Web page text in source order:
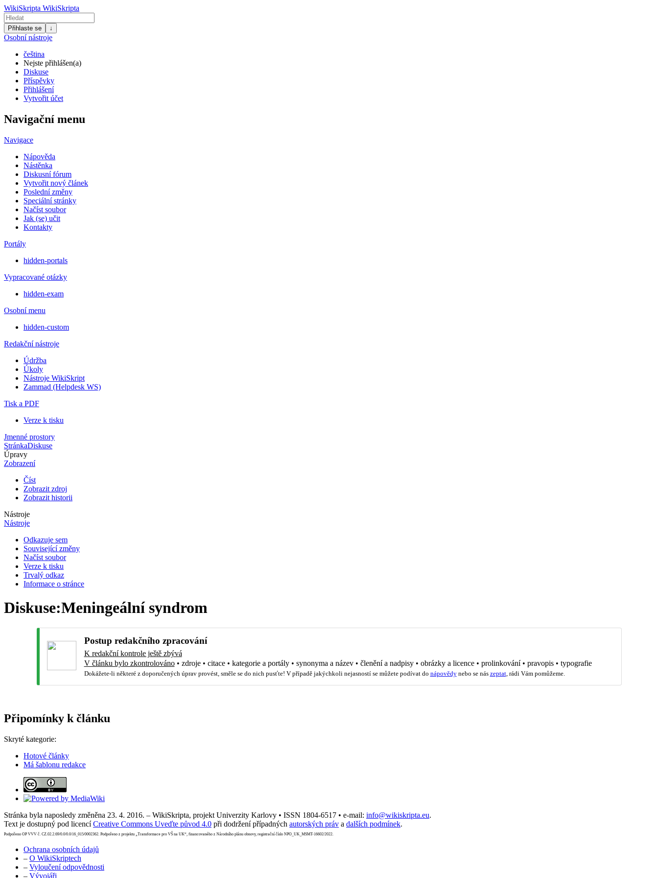
WikiSkripta WikiSkripta
Přihlaste se ↓
Osobní nástroje
čeština
Nejste přihlášen(a)
Diskuse
Příspěvky
Přihlášení
Vytvořit účet
Navigační menu
Navigace
Nápověda
Nástěnka
Diskusní fórum
Vytvořit nový článek
Poslední změny
Speciální stránky
Načíst soubor
Jak (se) učit
Kontakty
Portály
hidden-portals
Vypracované otázky
hidden-exam
Osobní menu
hidden-custom
Redakční nástroje
Údržba
Úkoly
Nástroje WikiSkript
Zammad (Helpdesk WS)
Tisk a PDF
Verze k tisku
Jmenné prostory
StránkaDiskuse
Úpravy
Zobrazení
Číst
Zobrazit zdroj
Zobrazit historii
Nástroje
Nástroje
Odkazuje sem
Související změny
Načíst soubor
Verze k tisku
Trvalý odkaz
Informace o stránce
Diskuse:Meningeální syndrom
Postup redakčního zpracování
K redakční kontrole ještě zbývá
V článku bylo zkontrolováno• zdroje• citace• kategorie a portály• synonyma a název • členění a nadpisy• obrázky a licence• prolinkování• pravopis• typografie
Dokážete-li některé z doporučených úprav provést, směle se do nich pusťte! V případě jakýchkoli nejasností se můžete podívat do nápovědynebo se nás zeptat, rádi Vám pomůžeme.
Připomínky k článku
Skryté kategorie:
Hotové články
Má šablonu redakce
Stránka byla naposledy změněna 23. 4. 2016. – WikiSkripta, projekt Univerzity Karlovy • ISSN 1804-6517 • e-mail: info@wikiskripta.eu.
Text je dostupný pod licencíCreative Commons Uveďte původ 4.0 při dodržení případných autorských práv a dalších podmínek.
Podpořeno OP VVV č. CZ.02.2.69/0.0/0.0/16_015/0002362. Podpořeno z projektu „Transformace pro VŠ na UK“, financovaného z Národního plánu obnovy, registrační číslo NPO_UK_MSMT-16602/2022.
Ochrana osobních údajů
– O WikiSkriptech
– Vyloučení odpovědnosti
– Vývojáři